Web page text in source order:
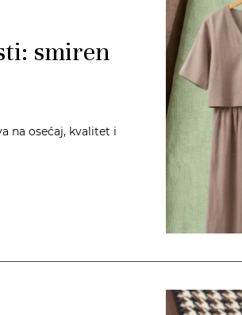
smiren
na osećaj, kvalitet i